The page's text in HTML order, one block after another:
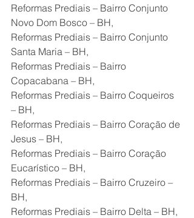
Reformas Prediais – Bairro Conjunto
Novo Dom Bosco – BH,
Reformas Prediais – Bairro Conjunto
Santa Maria – BH,
Reformas Prediais – Bairro
Copacabana – BH,
Reformas Prediais – Bairro Coqueiros
– BH,
Reformas Prediais – Bairro Coração de
Jesus – BH,
Reformas Prediais – Bairro Coração
Eucarístico – BH,
Reformas Prediais – Bairro Cruzeiro –
BH,
Reformas Prediais – Bairro Delta – BH,